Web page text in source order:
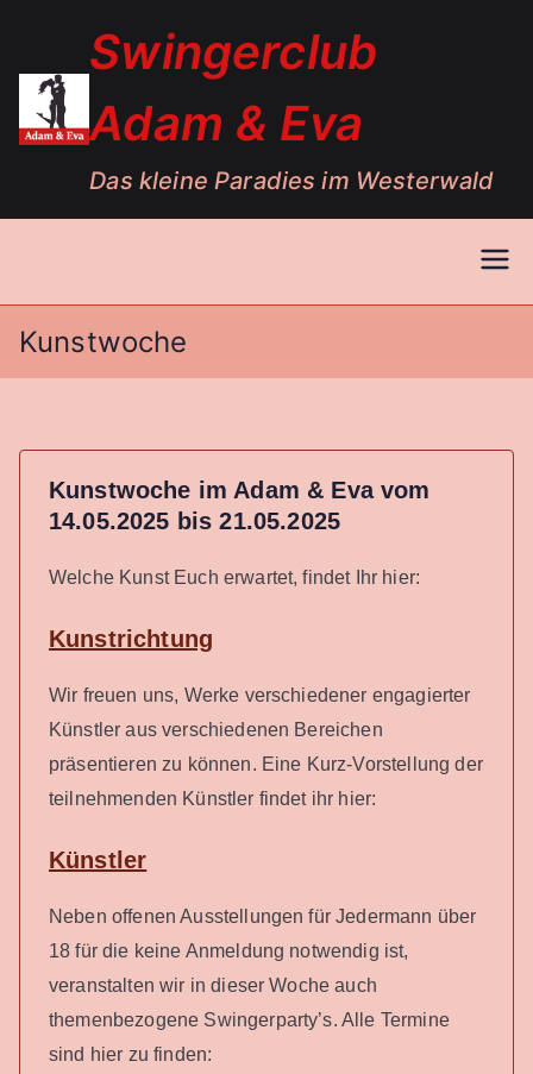
springen
Swingerclub
Adam & Eva
Das kleine Paradies im Westerwald
Kunstwoche
Kunstwoche im Adam & Eva vom
14.05.2025 bis 21.05.2025
Welche Kunst Euch erwartet, findet Ihr hier:
Kunstrichtung
Wir freuen uns, Werke verschiedener engagierter
Künstler aus verschiedenen Bereichen
präsentieren zu können. Eine Kurz-Vorstellung der
teilnehmenden Künstler findet ihr hier:
Künstler
Neben offenen Ausstellungen für Jedermann über
18 für die keine Anmeldung notwendig ist,
veranstalten wir in dieser Woche auch
themenbezogene Swingerparty’s. Alle Termine
sind hier zu finden: